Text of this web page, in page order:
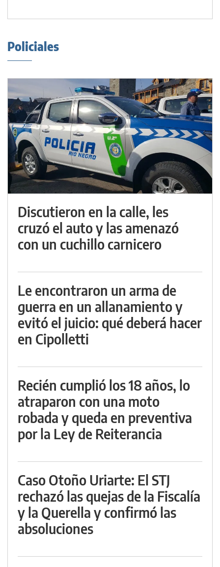
Policiales
Discutieron en la calle, les
cruzó el auto y las amenazó
con un cuchillo carnicero
Le encontraron un arma de
guerra en un allanamiento y
evitó el juicio: qué deberá hacer
en Cipolletti
Recién cumplió los 18 años, lo
atraparon con una moto
robada y queda en preventiva
por la Ley de Reiterancia
Caso Otoño Uriarte: El STJ
rechazó las quejas de la Fiscalía
y la Querella y confirmó las
absoluciones